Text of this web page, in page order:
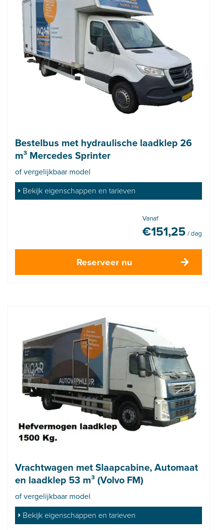
Bestelbus met hydraulische laadklep 26
m³ Mercedes Sprinter
of vergelijkbaar model
Bekijk eigenschappen en tarieven
Vanaf
€151,25 / dag
Reserveer nu
Vrachtwagen met Slaapcabine, Automaat
en laadklep 53 m³ (Volvo FM)
of vergelijkbaar model
Bekijk eigenschappen en tarieven